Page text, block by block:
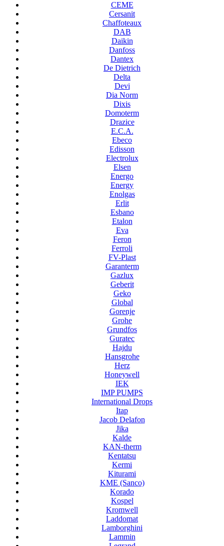
CEME
Cersanit
Chaffoteaux
DAB
Daikin
Danfoss
Dantex
De Dietrich
Delta
Devi
Dia Norm
Dixis
Domoterm
Drazice
E.C.A.
Ebeco
Edisson
Electrolux
Elsen
Energo
Energy
Enolgas
Erlit
Esbano
Etalon
Eva
Feron
Ferroli
FV-Plast
Garanterm
Gazlux
Geberit
Geko
Global
Gorenje
Grohe
Grundfos
Guratec
Hajdu
Hansgrohe
Herz
Honeywell
IEK
IMP PUMPS
International Drops
Itap
Jacob Delafon
Jika
Kalde
KAN-therm
Kentatsu
Kermi
Kiturami
KME (Sanco)
Korado
Kospel
Kromwell
Laddomat
Lamborghini
Lammin